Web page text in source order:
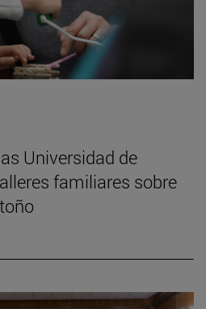
Universidad de
familiares sobre